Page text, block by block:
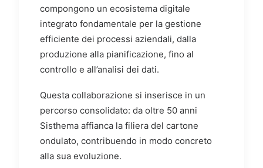
compongono un ecosistema digitale
integrato fondamentale per la gestione
efficiente dei processi aziendali, dalla
produzione alla pianificazione, fino al
controllo e all’analisi dei dati.
Questa collaborazione si inserisce in un
percorso consolidato: da oltre 50 anni
Sisthema affianca la filiera del cartone
ondulato, contribuendo in modo concreto
alla sua evoluzione.